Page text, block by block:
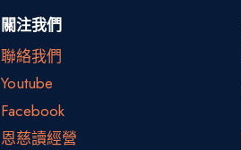
關注我們
聯絡我們
Youtube
Facebook
恩慈讀經營